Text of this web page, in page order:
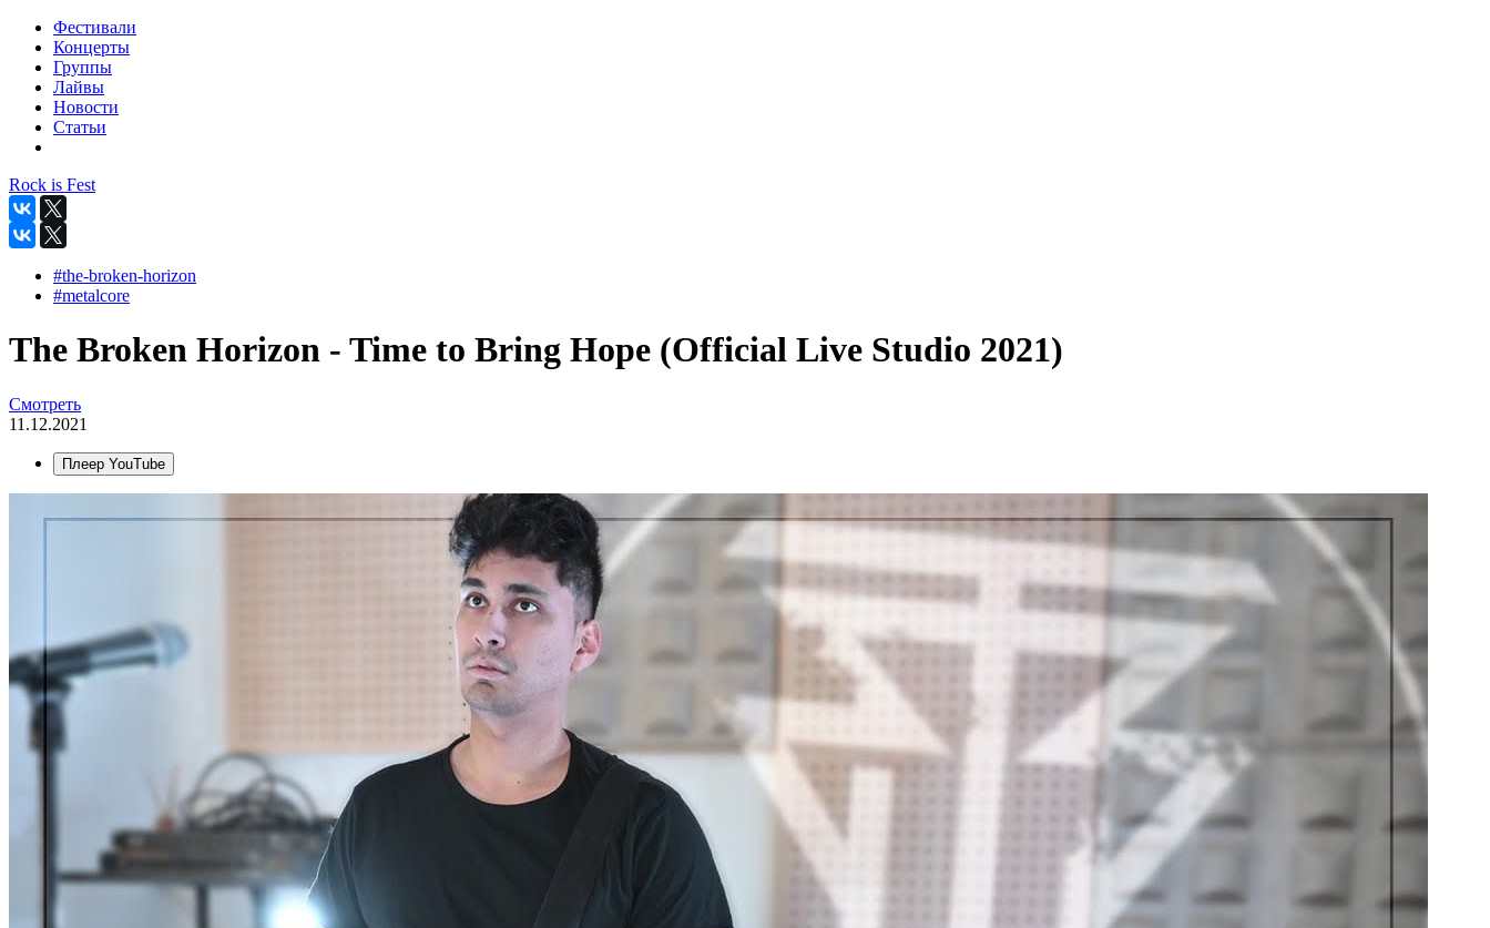
Фестивали
Концерты
Группы
Лайвы
Новости
Статьи
Rock is Fest
#the-broken-horizon
#metalcore
The Broken Horizon - Time to Bring Hope (Official Live Studio 2021)
Смотреть
11.12.2021
Плеер YouTube